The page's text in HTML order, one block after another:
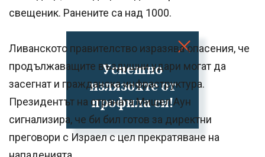
Успешно
излязохте от
профила си!
свещеник. Ранените са над 1000.
Ливанското правителство изразява опасения, че
продължаващите въздушни удари могат да
засегнат и гражданска инфраструктура.
Президентът на страната Мишел Аун
сигнализира, че би бил готов за директни
преговори с Израел с цел прекратяване на